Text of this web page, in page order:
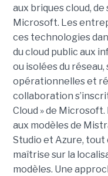
aux briques cloud,
Microsoft. Les
ces technologies
du cloud public aux
ou isolées du
opérationnelles et
collaboration
Cloud » de
aux modèles de
Studio et Azure, tout
maîtrise sur la
modèles. Une